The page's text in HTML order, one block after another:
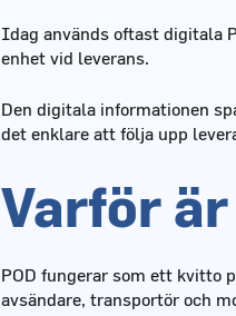
Idag används oftast digitala
enhet vid leverans.
Den digitala informationen
det enklare att följa upp
Varför
POD fungerar som ett kvitto
avsändare, transportör och